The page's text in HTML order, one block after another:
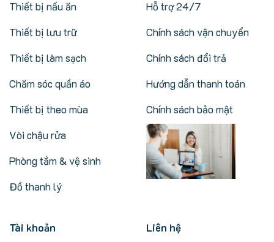
Thiết bị nấu ăn
Thiết bị lưu trữ
Thiết bị làm sạch
Chăm sóc quần áo
Thiết bị theo mùa
Vòi chậu rửa
Phòng tắm & vệ sinh
Đồ thanh lý
Hỗ trợ 24/7
Chính sách vận chuyển
Chính sách đổi trả
Hướng dẫn thanh toán
Chính sách bảo mật
Tài khoản
Liên hệ